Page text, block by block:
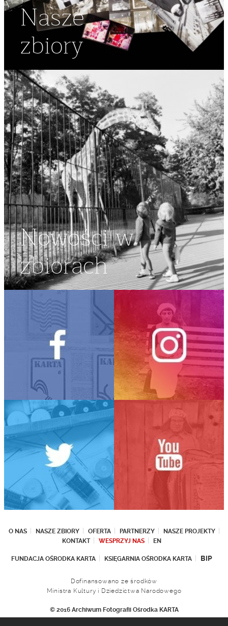
Nasze
zbiory
Nowości w
zbiorach
O NAS NASZE ZBIORY OFERTA PARTNERZY
NASZE PROJEKTY
KONTAKT
WESPRZYJ NAS EN
FUNDACJA OŚRODKA KARTA KSIĘGARNIA OŚRODKA KARTA BIP
Dofinansowano ze środków
Ministra Kultury i Dziedzictwa Narodowego
© 2016 Archiwum Fotografii Ośrodka KARTA